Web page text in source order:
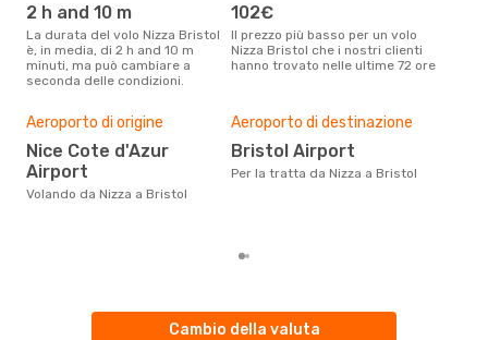
1 Scalo
NCE - BRS
Klm Royal Dutch Airlines
1 Scalo
BRS- NCE
2 h and 10 m
La durata del volo Nizza Bristol
è, in media, di 2 h and 10 m
minuti, ma può cambiare a
seconda delle condizioni.
102€
Il prezzo più basso per un volo
Nizza Bristol che i nostri clienti
hanno trovato nelle ultime 72 ore
Aeroporto di origine
Nice Cote d'Azur
Airport
Volando da Nizza a Bristol
Aeroporto di destinazione
Bristol Airport
Per la tratta da Nizza a Bristol
Cambio della valuta